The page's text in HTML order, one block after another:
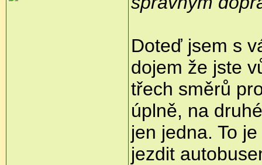
Doteď jsem s
dojem že jste
třech směrů
úplně, na
jen jedna. To
jezdit